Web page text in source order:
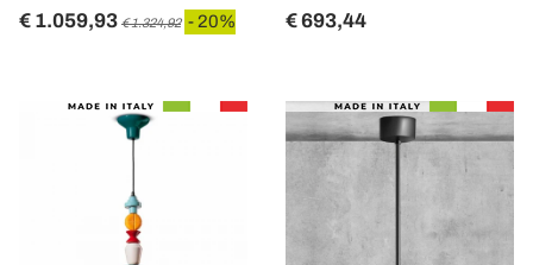
€ 1.059,93 € 1.324,92 - 20% € 693,44